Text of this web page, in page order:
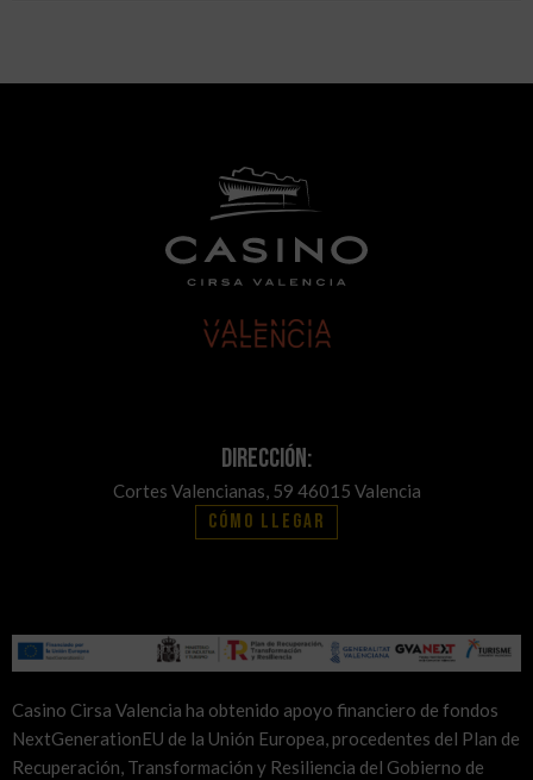
Dirección:
Cortes Valencianas, 59 46015 Valencia
Cómo llegar
Casino Cirsa Valencia ha obtenido apoyo financiero de fondos
NextGenerationEU de la Unión Europea, procedentes del Plan de
Recuperación, Transformación y Resiliencia del Gobierno de